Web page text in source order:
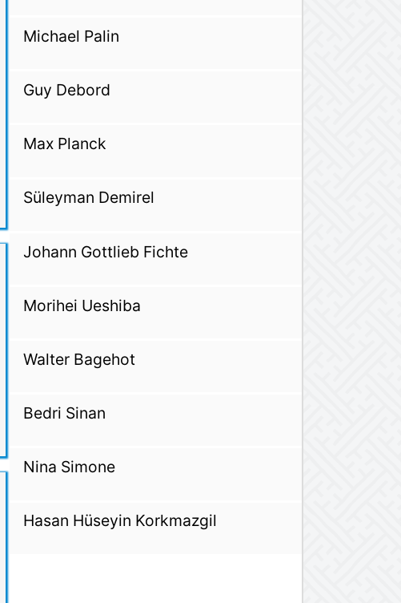
Michael Palin
Guy Debord
Max Planck
Süleyman Demirel
Johann Gottlieb Fichte
Morihei Ueshiba
Walter Bagehot
Bedri Sinan
Nina Simone
Hasan Hüseyin Korkmazgil